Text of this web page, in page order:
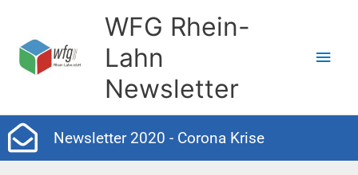
springen
WFG Rhein-
Lahn
Newsletter
Newsletter 2020 - Corona Krise